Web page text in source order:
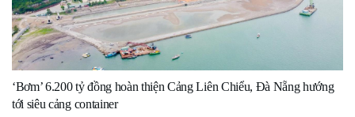
‘Bơm’ 6.200 tỷ đồng hoàn thiện Cảng Liên Chiểu, Đà Nẵng hướng
tới siêu cảng container